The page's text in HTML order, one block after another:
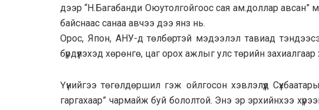
дээр “Н.Багабанди Оюутолгойгоос сая ам.доллар авсан”
байснаас санаа авчээ дээ янз нь.
Орос, Япон, АНУ-д төлбөртэй мэдээлэл тавиад
бүрдүүлэхэд хөрөнгө, цаг орох ажлыг улс төрийн
Үүнийгээ төгөлдөршил гэж ойлгосон хэвлэлүүд
гаргахаар” чармайж буй бололтой. Энэ эр эрхийнхээ